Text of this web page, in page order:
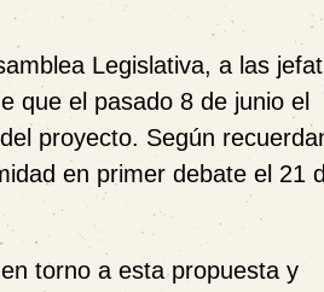
Legislativa, a las
que el pasado 8 de junio el
proyecto. Según
en primer debate el 21
torno a esta propuesta y